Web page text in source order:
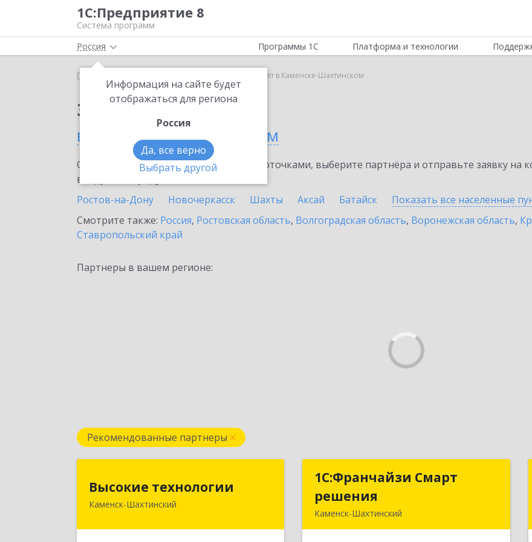
1С:Предприятие 8
Система программ
Россия
Информация на сайте будет
отображаться для региона
Россия
Да, все верно
Выбрать другой
Программы 1С Платформа и технологии
Главная 1С-Коннект в Каменске-Шахтинском
Заказать 1С-Коннект
в Каменске-Шахтинском
Ознакомьтесь с информационными карточками, выберите партнёра и отправьте заявку на
внедрение продукта.
Ростов-на-Дону
Новочеркасск Шахты Аксай Батайск Показать все населенные
Смотрите также: Россия, Ростовская область, Волгоградская область, Воронежская область,
Ставропольский край
Партнеры в вашем регионе:
Рекомендованные партнеры
Высокие технологии
Каменск-Шахтинский
347810, Ростовская обл, Каменск-
1С:Франчайзи Смарт
решения
Каменск-Шахтинский
1С:Франчайзи Смарт